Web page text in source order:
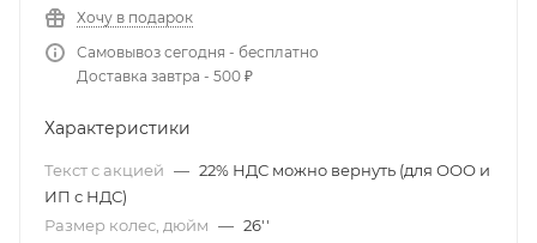
Хочу в подарок
Самовывоз сегодня - бесплатно
Доставка завтра - 500 ₽
Характеристики
Текст с акцией — 22% НДС можно вернуть (для ООО и
ИП с НДС)
Размер колес, дюйм — 26''